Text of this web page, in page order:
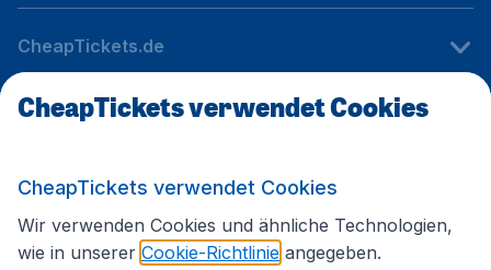
CheapTickets.de
Internationale Webseiten
Folgen Sie uns:
CheapTickets verwendet Cookies
CheapTickets verwendet Cookies
Wir verwenden Cookies und ähnliche Technologien,
wie in unserer Cookie-Richtlinie angegeben.